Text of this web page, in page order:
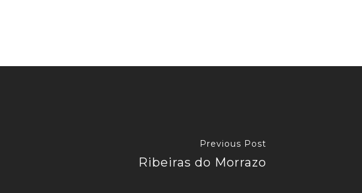
Previous Post
Ribeiras do Morrazo